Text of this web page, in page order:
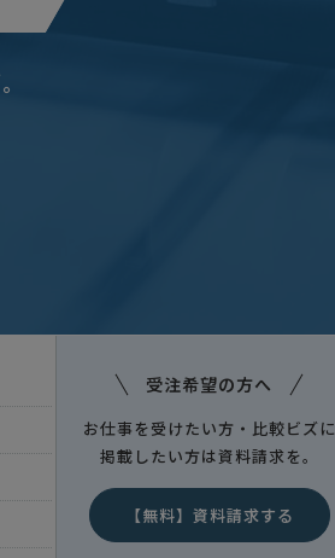
受注希望の方へ
お仕事を受けたい方・比較ビズに
掲載したい方は資料請求を。
【無料】資料請求する